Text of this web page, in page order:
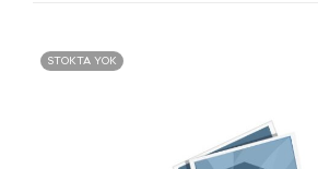
STOKTA YOK